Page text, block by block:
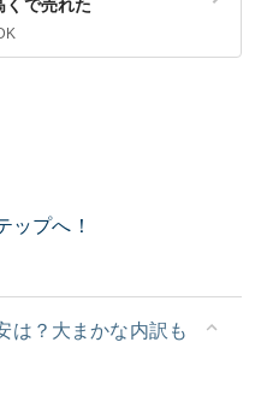
くで売れた
ップへ！
は？大まかな内訳も